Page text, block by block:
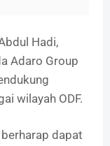
Hadi,
Adaro Group
wilayah ODF.
dapat